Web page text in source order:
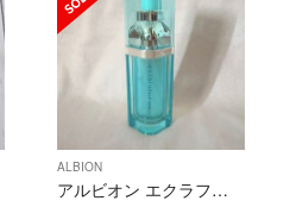
ALBION
アルビオン エクラフチュール t 20ml